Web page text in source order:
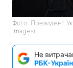
Фото: Президент
Images)
Не
РБК-